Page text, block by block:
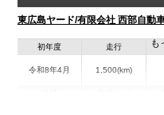
東広島ヤード/有限会社 西部自動
初年度
令和8年4月
走行
1,500(km)
も